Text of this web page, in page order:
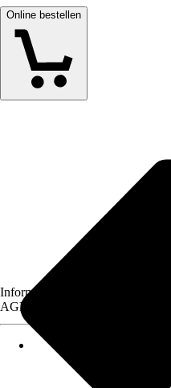
Online bestellen
Informationen des Verkäufers,
AGB, finden Sie bei Klick auf